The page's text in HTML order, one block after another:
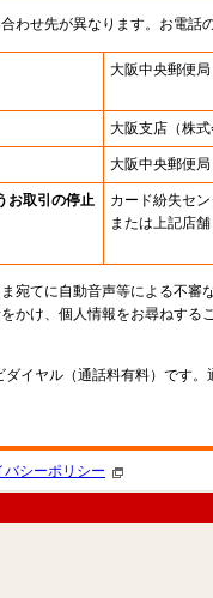
わせ先が異なります。お電話
大阪中央郵便局
大阪支店 （株
大阪中央郵便局
お取引の停止
カード紛失セ
または上記店舗
宛てに自動音声等による不審
かけ、個人情報をお尋ねする
イヤル（通話料有料）です
バシーポリシー